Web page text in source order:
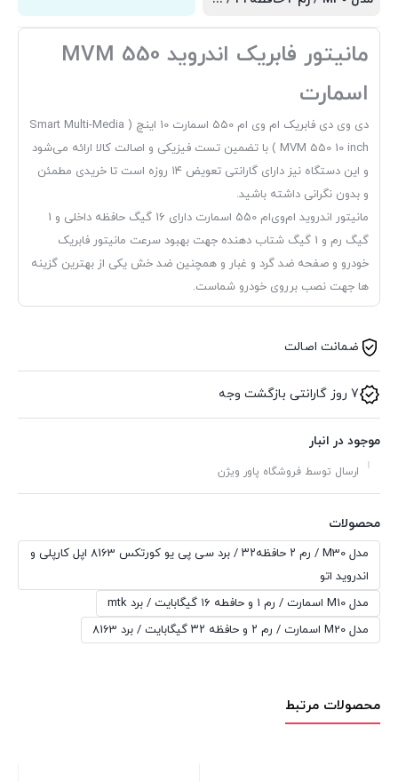
مانیتور فابریک اندروید MVM 550
اسمارت
دی وی دی فابریک ام وی ام 550 اسمارت 10 اینچ ( Smart Multi-Media
MVM 550 10 inch ) با تضمین تست فیزیکی و اصالت کالا ارائه می‌شود
و این دستگاه نیز دارای گارانتی تعویض ۱۴ روزه است تا خریدی مطمئن
و بدون نگرانی داشته باشید.
مانیتور اندروید ام‌وی‌ام 550 اسمارت دارای 16 گیگ حافظه داخلی و 1
گیگ رم و 1 گیگ شتاب دهنده جهت بهبود سرعت مانیتور فابریک
خودرو و صفحه ضد گرد و غبار و همچنین ضد خش یکی از بهترین گزینه
ها جهت نصب برروی خودرو شماست.
ضمانت اصالت
7 روز گارانتی بازگشت وجه
موجود در انبار
ارسال توسط فروشگاه پاور ویژن
محصولات
مدل M30 / رم ۲ حافظه۳۲ / برد سی پی یو کورتکس 8163 اپل کارپلی و
اندروید اتو
مدل M10 اسمارت / رم ۱ و حافطه ۱۶ گیگابایت / برد mtk
مدل M20 اسمارت / رم ۲ و حافظه ۳۲ گیگابایت / برد 8163
محصولات مرتبط